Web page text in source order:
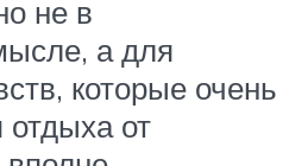
не в
а для
которые очень
от